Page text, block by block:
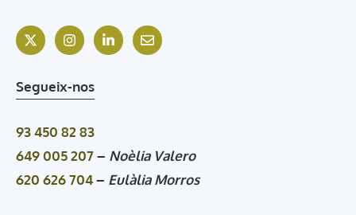
Segueix-nos
93 450 82 83
649 005 207– Noèlia Valero
620 626 704– Eulàlia Morros